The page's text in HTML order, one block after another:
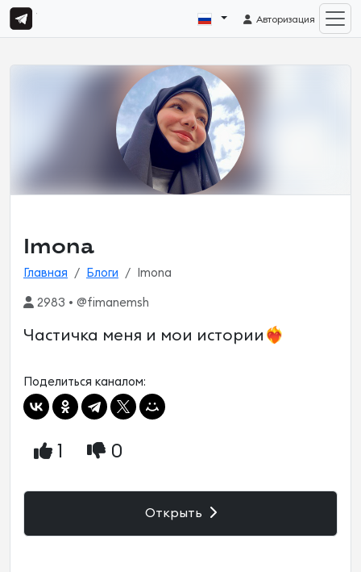
Авторизация
Imona
Главная Блоги Imona
2983 • @fimanemsh
Частичка меня и мои истории❤️‍🔥
Поделиться каналом:
1 0
Открыть